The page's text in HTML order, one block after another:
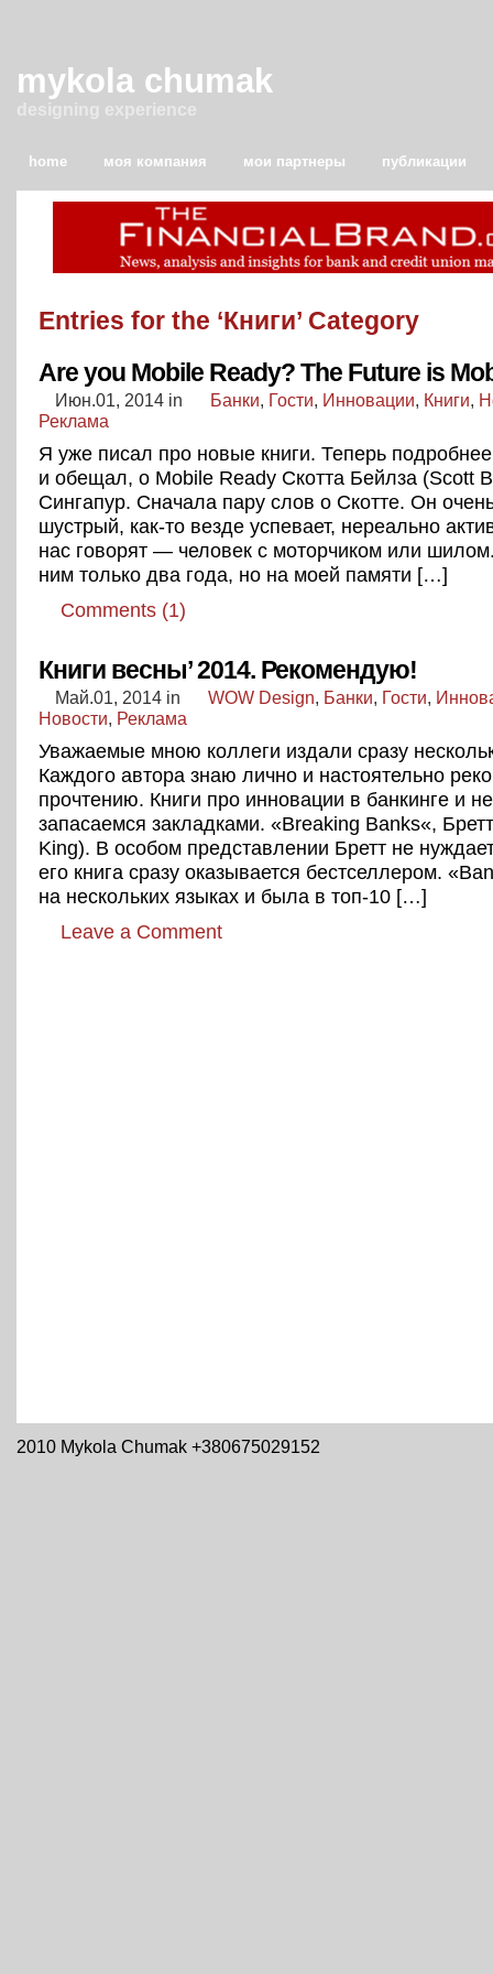
mykola chumak
home моя компания мои партнеры публикации
Entries for the ‘Книги’ Category
Are you Mobile Ready? The Future is
Июн.01, 2014 in Банки, Гости, Инновации, Книги,
Реклама
Я уже писал про новые книги. Теперь подробнее
и обещал, о Mobile Ready Скотта Бейлза (Scott
Сингапур. Сначала пару слов о Скотте. Он
шустрый, как-то везде успевает, нереально
нас говорят — человек с моторчиком или
ним только два года, но на моей памяти […]
Comments (1)
Книги весны’ 2014. Рекомендую!
Май.01, 2014 in WOW Design, Банки, Гости,
Новости, Реклама
Уважаемые мною коллеги издали сразу
Каждого автора знаю лично и настоятельно
прочтению. Книги про инновации в банкинге и
запасаемся закладками. «Breaking Banks«,
King). В особом представлении Бретт не
его книга сразу оказывается бестселлером.
на нескольких языках и была в топ-10 […]
Leave a Comment
2010 Mykola Chumak +380675029152